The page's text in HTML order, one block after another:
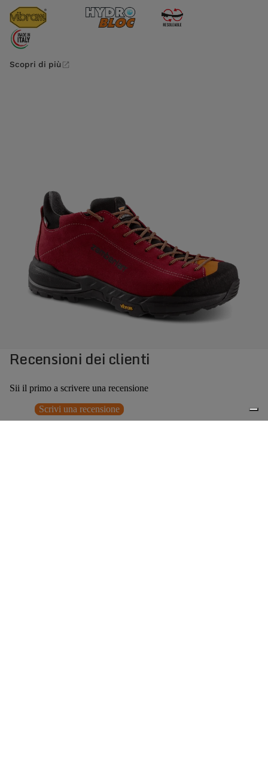
Scopri di più
Recensioni dei clienti
Sii il primo a scrivere una recensione
Scrivi una recensione